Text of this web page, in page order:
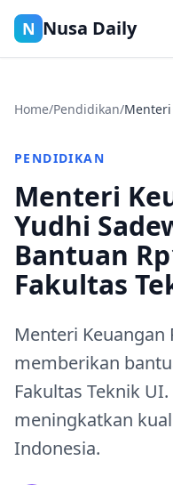
N Nusa Daily
Home/Pendidikan/Menteri
PENDIDIKAN
Menteri
Yudhi
Bantuan
Fakultas
Menteri Keuangan
memberikan
Fakultas Teknik
meningkatkan
Indonesia.